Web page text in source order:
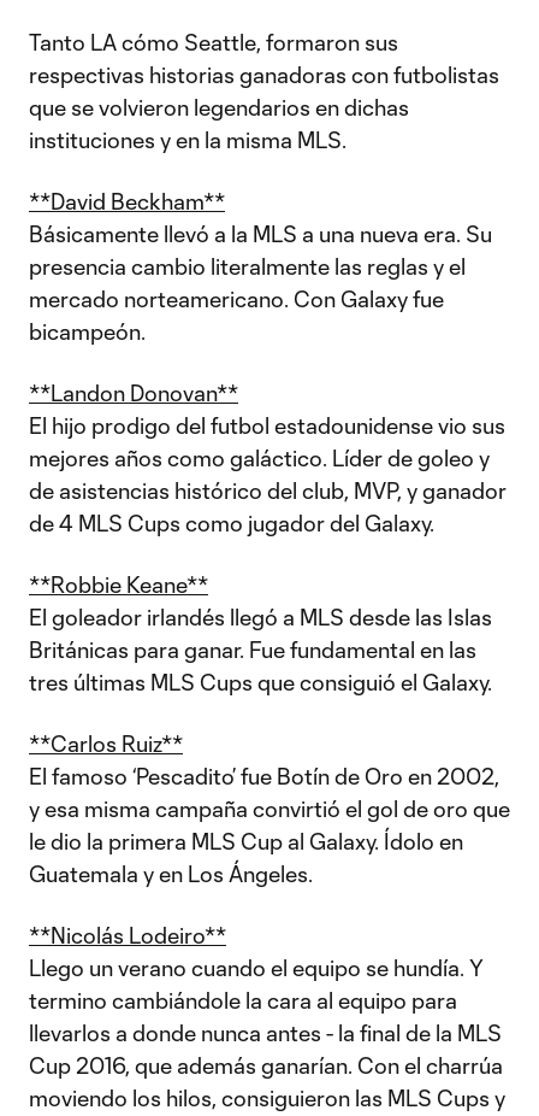
Tanto LA cómo Seattle, formaron sus
respectivas historias ganadoras con futbolistas
que se volvieron legendarios en dichas
instituciones y en la misma MLS.
**David Beckham**
Básicamente llevó a la MLS a una nueva era. Su
presencia cambio literalmente las reglas y el
mercado norteamericano. Con Galaxy fue
bicampeón.
**Landon Donovan**
El hijo prodigo del futbol estadounidense vio sus
mejores años como galáctico. Líder de goleo y
de asistencias histórico del club, MVP, y ganador
de 4 MLS Cups como jugador del Galaxy.
**Robbie Keane**
El goleador irlandés llegó a MLS desde las Islas
Británicas para ganar. Fue fundamental en las
tres últimas MLS Cups que consiguió el Galaxy.
**Carlos Ruiz**
El famoso ‘Pescadito’ fue Botín de Oro en 2002,
y esa misma campaña convirtió el gol de oro que
le dio la primera MLS Cup al Galaxy. Ídolo en
Guatemala y en Los Ángeles.
**Nicolás Lodeiro**
Llego un verano cuando el equipo se hundía. Y
termino cambiándole la cara al equipo para
llevarlos a donde nunca antes - la final de la MLS
Cup 2016, que además ganarían. Con el charrúa
moviendo los hilos, consiguieron las MLS Cups y